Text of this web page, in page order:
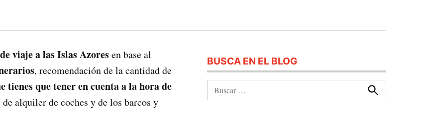
viaje a las Islas Azoresen base al
, recomendación de la cantidad de
tienes que tener en cuenta a la hora de
alquiler de coches y de los barcos y
BUSCA EN EL BLOG
Buscar